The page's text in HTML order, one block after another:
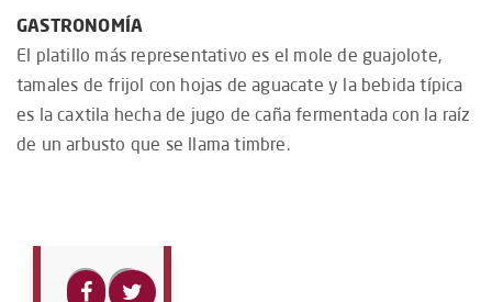
GASTRONOMÍA
El platillo más representativo es el mole de guajolote,
tamales de frijol con hojas de aguacate y la bebida típica
es la caxtila hecha de jugo de caña fermentada con la raíz
de un arbusto que se llama timbre.